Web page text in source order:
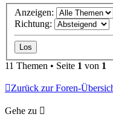
Anzeigen:
Richtung:
11 Themen • Seite 1 von 1
Zurück zur Foren-
Gehe zu